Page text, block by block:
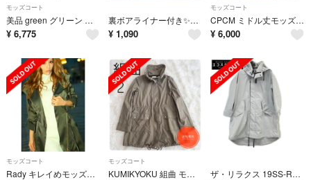
モッズコート
美品 green グリーン 現HYKE ハイク モッズコート ミリタリー 2 カーキ レディース 古着 中古 USED
¥ 6,775
裏ボアライナー付き✨モッズコート（S）黒 ツーウェイ ボア取り外し可能
¥ 1,090
モッズコート
CPCM ミドル丈モッズトレンチコート
¥ 6,000
モッズコート
Rady キレイめモッズコート Sサイズ
モッズコート
KUMIKYOKU 組曲 モッズコート マウンテンパーカー カーキ サイズ2 ザ・リラクス 19SS-RECT-20IL-2 ﾗｲﾄｸﾞﾚｰ ﾎﾟﾘｴｽﾃﾙ×ﾅｲﾛﾝ ﾛﾝｸﾞﾓｯｽﾞｺｰﾄ 36